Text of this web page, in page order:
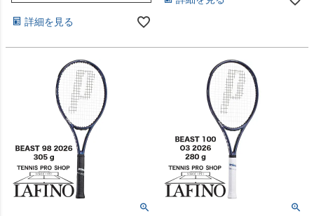
詳細を見る